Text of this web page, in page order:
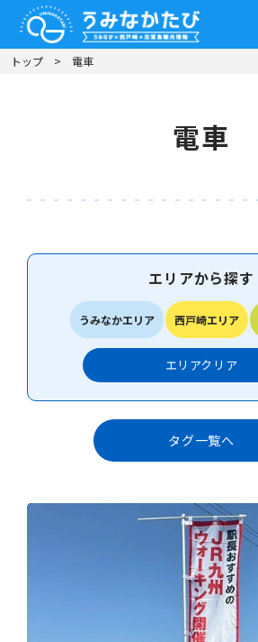
トップ 電車
電車
エリアから探す
うみなかエリア 西戸崎エリア
エリアクリア
タグ一覧へ